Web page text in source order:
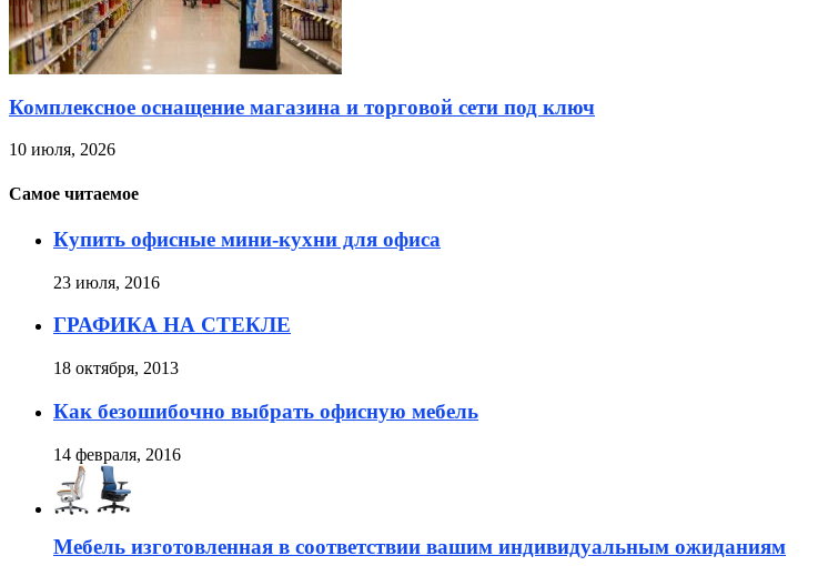
Комплексное оснащение магазина и торговой сети под ключ
10 июля, 2026
Самое читаемое
Купить офисные мини-кухни для офиса
23 июля, 2016
ГРАФИКА НА СТЕКЛЕ
18 октября, 2013
Как безошибочно выбрать офисную мебель
14 февраля, 2016
Мебель изготовленная в соответствии вашим индивидуальным ожиданиям